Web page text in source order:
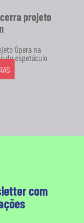
projeto
Ópera na
do espetáculo
com